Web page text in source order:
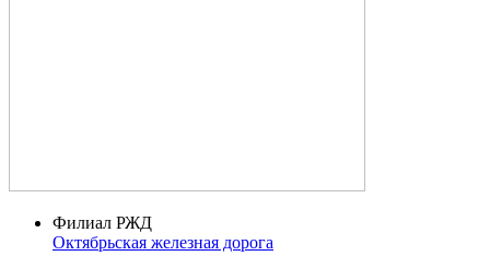
Филиал РЖД
Октябрьская железная дорога